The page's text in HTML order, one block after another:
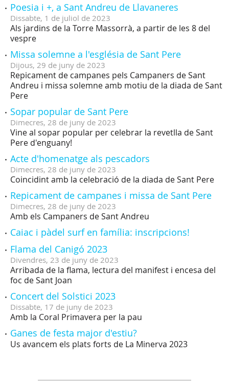
Poesia i +, a Sant Andreu de Llavaneres
Dissabte, 1 de juliol de 2023
Als jardins de la Torre Massorrà, a partir de les 8 del
vespre
Missa solemne a l'església de Sant Pere
Dijous, 29 de juny de 2023
Repicament de campanes pels Campaners de Sant
Andreu i missa solemne amb motiu de la diada de Sant
Pere
Sopar popular de Sant Pere
Dimecres, 28 de juny de 2023
Vine al sopar popular per celebrar la revetlla de Sant
Pere d'enguany!
Acte d'homenatge als pescadors
Dimecres, 28 de juny de 2023
Coincidint amb la celebració de la diada de Sant Pere
Repicament de campanes i missa de Sant Pere
Dimecres, 28 de juny de 2023
Amb els Campaners de Sant Andreu
Caiac i pàdel surf en família: inscripcions!
Flama del Canigó 2023
Divendres, 23 de juny de 2023
Arribada de la flama, lectura del manifest i encesa del
foc de Sant Joan
Concert del Solstici 2023
Dissabte, 17 de juny de 2023
Amb la Coral Primavera per la pau
Ganes de festa major d'estiu?
Us avancem els plats forts de La Minerva 2023